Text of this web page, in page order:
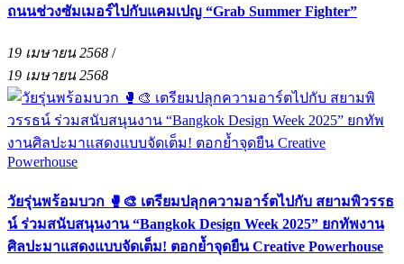
ถนนช่วงซัมเมอร์ไปกับแคมเปญ “Grab Summer Fighter”
19 เมษายน 2568 /
19 เมษายน 2568
วัยรุ่นพร้อมบวก 🥊🎨 เตรียมปลุกความอาร์ตไปกับ สยามพิวรรธ
น์ ร่วมสนับสนุนงาน “Bangkok Design Week 2025” ยกทัพงาน
ศิลปะมาแสดงแบบจัดเต็ม! ตอกย้ำจุดยืน Creative Powerhouse